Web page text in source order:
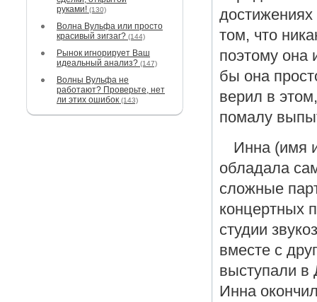
руками! (130)
Волна Вульфа или просто
красивый зигзаг? (144)
Рынок игнорирует Ваш
идеальный анализ? (147)
Волны Вульфа не
работают? Проверьте, нет
ли этих ошибок (143)
том, что
поэтому она
бы она
верил в
помалу
Инна (имя
обладала
сложные
концертных
студии
вместе с
выступали в
Инна